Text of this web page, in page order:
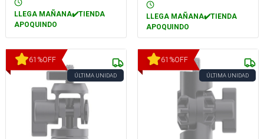
LLEGA MAÑANA✔️TIENDA
APOQUINDO
LLEGA MAÑANA✔️TIENDA
APOQUINDO
61 %OFF
ÚLTIMA UNIDAD
61 %OFF
ÚLTIMA UNIDAD